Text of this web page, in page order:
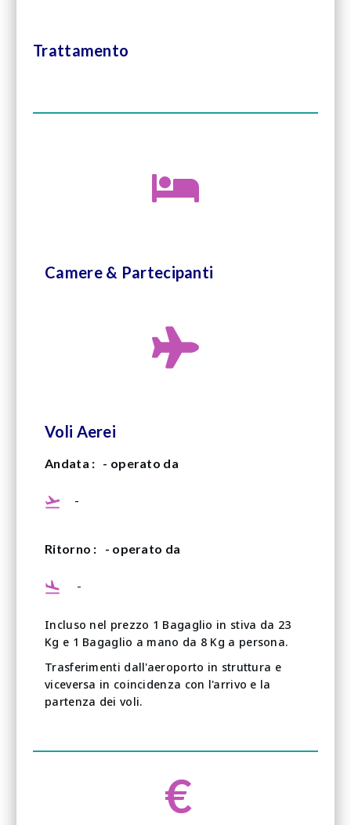
Trattamento
Camere & Partecipanti
Voli Aerei
Andata : - operato da
-
Ritorno : - operato da
-
Incluso nel prezzo 1 Bagaglio in stiva da 23
Kg e 1 Bagaglio a mano da 8 Kg a persona.
Trasferimenti dall'aeroporto in struttura e
viceversa in coincidenza con l'arrivo e la
partenza dei voli.
€